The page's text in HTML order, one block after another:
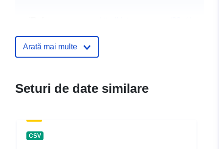
Arată mai multe
Seturi de date similare
CSV